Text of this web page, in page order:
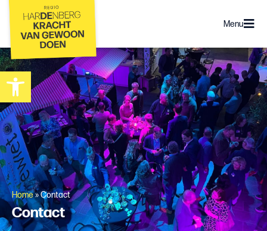
Toolbar openen
Menu
Home»Contact
Contact